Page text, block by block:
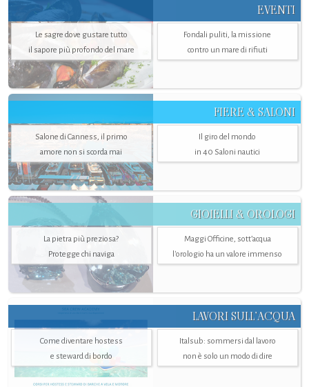
EVENTI
Le sagre dove gustare tutto
il sapore più profondo del mare
Fondali puliti, la missione
contro un mare di rifiuti
FIERE & SALONI
Salone di Canness, il primo
amore non si scorda mai
Il giro del mondo
in 40 Saloni nautici
GIOIELLI & OROLOGI
La pietra più preziosa?
Protegge chi naviga
Maggi Officine, sott’acqua
l'orologio ha un valore immenso
LAVORI SULL’ACQUA
Come diventare hostess
e steward di bordo
Italsub: sommersi dal lavoro
non è solo un modo di dire